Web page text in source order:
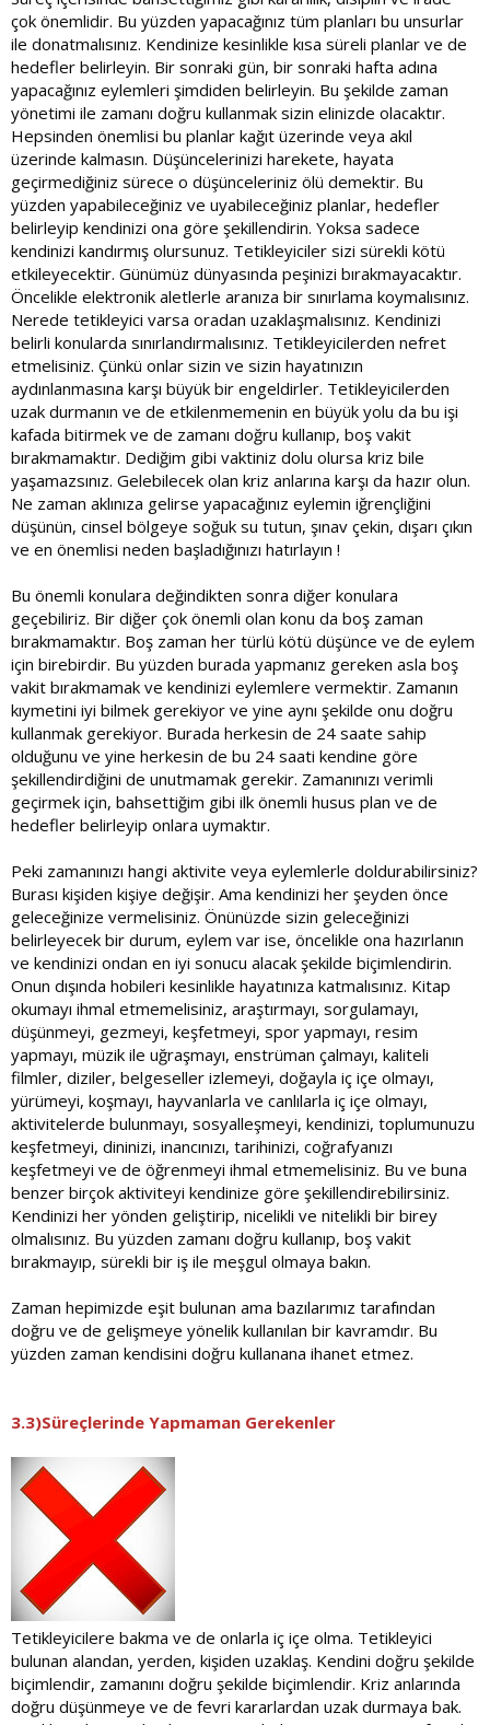
çok önemlidir. Bu yüzden yapacağınız tüm planları bu unsurlar
ile donatmalısınız. Kendinize kesinlikle kısa süreli planlar ve de
hedefler belirleyin. Bir sonraki gün, bir sonraki hafta adına
yapacağınız eylemleri şimdiden belirleyin. Bu şekilde zaman
yönetimi ile zamanı doğru kullanmak sizin elinizde olacaktır.
Hepsinden önemlisi bu planlar kağıt üzerinde veya akıl
üzerinde kalmasın. Düşüncelerinizi harekete, hayata
geçirmediğiniz sürece o düşünceleriniz ölü demektir. Bu
yüzden yapabileceğiniz ve uyabileceğiniz planlar, hedefler
belirleyip kendinizi ona göre şekillendirin. Yoksa sadece
kendinizi kandırmış olursunuz. Tetikleyiciler sizi sürekli kötü
etkileyecektir. Günümüz dünyasında peşinizi bırakmayacaktır.
Öncelikle elektronik aletlerle aranıza bir sınırlama koymalısınız.
Nerede tetikleyici varsa oradan uzaklaşmalısınız. Kendinizi
belirli konularda sınırlandırmalısınız. Tetikleyicilerden nefret
etmelisiniz. Çünkü onlar sizin ve sizin hayatınızın
aydınlanmasına karşı büyük bir engeldirler. Tetikleyicilerden
uzak durmanın ve de etkilenmemenin en büyük yolu da bu işi
kafada bitirmek ve de zamanı doğru kullanıp, boş vakit
bırakmamaktır. Dediğim gibi vaktiniz dolu olursa kriz bile
yaşamazsınız. Gelebilecek olan kriz anlarına karşı da hazır olun.
Ne zaman aklınıza gelirse yapacağınız eylemin iğrençliğini
düşünün, cinsel bölgeye soğuk su tutun, şınav çekin, dışarı çıkın
ve en önemlisi neden başladığınızı hatırlayın !
Bu önemli konulara değindikten sonra diğer konulara
geçebiliriz. Bir diğer çok önemli olan konu da boş zaman
bırakmamaktır. Boş zaman her türlü kötü düşünce ve de eylem
için birebirdir. Bu yüzden burada yapmanız gereken asla boş
vakit bırakmamak ve kendinizi eylemlere vermektir. Zamanın
kıymetini iyi bilmek gerekiyor ve yine aynı şekilde onu doğru
kullanmak gerekiyor. Burada herkesin de 24 saate sahip
olduğunu ve yine herkesin de bu 24 saati kendine göre
şekillendirdiğini de unutmamak gerekir. Zamanınızı verimli
geçirmek için, bahsettiğim gibi ilk önemli husus plan ve de
hedefler belirleyip onlara uymaktır.
Peki zamanınızı hangi aktivite veya eylemlerle doldurabilirsiniz?
Burası kişiden kişiye değişir. Ama kendinizi her şeyden önce
geleceğinize vermelisiniz. Önünüzde sizin geleceğinizi
belirleyecek bir durum, eylem var ise, öncelikle ona hazırlanın
ve kendinizi ondan en iyi sonucu alacak şekilde biçimlendirin.
Onun dışında hobileri kesinlikle hayatınıza katmalısınız. Kitap
okumayı ihmal etmemelisiniz, araştırmayı, sorgulamayı,
düşünmeyi, gezmeyi, keşfetmeyi, spor yapmayı, resim
yapmayı, müzik ile uğraşmayı, enstrüman çalmayı, kaliteli
filmler, diziler, belgeseller izlemeyi, doğayla iç içe olmayı,
yürümeyi, koşmayı, hayvanlarla ve canlılarla iç içe olmayı,
aktivitelerde bulunmayı, sosyalleşmeyi, kendinizi, toplumunuzu
keşfetmeyi, dininizi, inancınızı, tarihinizi, coğrafyanızı
keşfetmeyi ve de öğrenmeyi ihmal etmemelisiniz. Bu ve buna
benzer birçok aktiviteyi kendinize göre şekillendirebilirsiniz.
Kendinizi her yönden geliştirip, nicelikli ve nitelikli bir birey
olmalısınız. Bu yüzden zamanı doğru kullanıp, boş vakit
bırakmayıp, sürekli bir iş ile meşgul olmaya bakın.
Zaman hepimizde eşit bulunan ama bazılarımız tarafından
doğru ve de gelişmeye yönelik kullanılan bir kavramdır. Bu
yüzden zaman kendisini doğru kullanana ihanet etmez.
3.3)Süreçlerinde Yapmaman Gerekenler
Tetikleyicilere bakma ve de onlarla iç içe olma. Tetikleyici
bulunan alandan, yerden, kişiden uzaklaş. Kendini doğru şekilde
biçimlendir, zamanını doğru şekilde biçimlendir. Kriz anlarında
doğru düşünmeye ve de fevri kararlardan uzak durmaya bak.